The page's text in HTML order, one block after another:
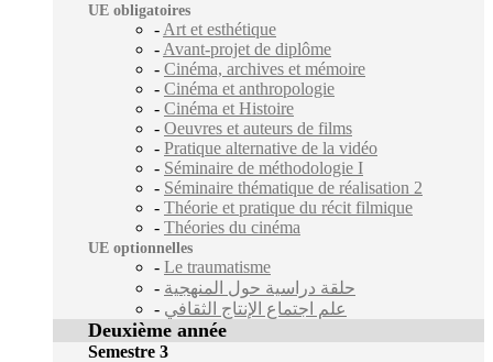
UE obligatoires
- Art et esthétique
- Avant-projet de diplôme
- Cinéma, archives et mémoire
- Cinéma et anthropologie
- Cinéma et Histoire
- Oeuvres et auteurs de films
- Pratique alternative de la vidéo
- Séminaire de méthodologie I
- Séminaire thématique de réalisation 2
- Théorie et pratique du récit filmique
- Théories du cinéma
UE optionnelles
- Le traumatisme
- حلقة دراسية حول المنهجية
- علم اجتماع الإنتاج الثقافي
Deuxième année
Semestre 3